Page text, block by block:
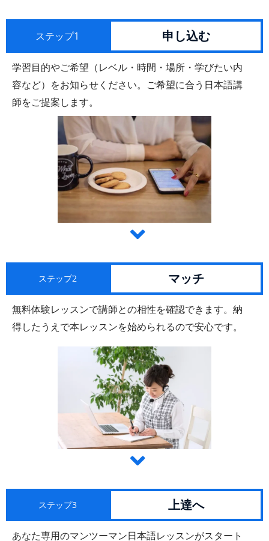
ステップ1 申し込む
学習目的やご希望（レベル・時間・場所・学びたい内
容など）をお知らせください。ご希望に合う日本語講
師をご提案します。
ステップ2 マッチ
無料体験レッスンで講師との相性を確認できます。納
得したうえで本レッスンを始められるので安心です。
ステップ3 上達へ
あなた専用のマンツーマン日本語レッスンがスタート